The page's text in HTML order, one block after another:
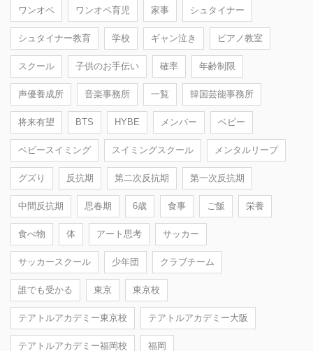
ワンオペ ワンオペ育児 家事 シュタイナー
シュタイナー教育 学校 ギャン泣き ピアノ教室
スクール 子供のお手伝い 確率 年齢制限
声優養成所 音楽事務所 一覧 韓国芸能事務所
将来有望 BTS HYBE メンバー ベビー
ベビースイミング スイミングスクール メンタルリープ
グズり 反抗期 第二次反抗期 第一次反抗期
中間反抗期 思春期 6歳 食事 ご飯 栄養
食べ物 体 アート思考 サッカー
サッカースクール 少年団 クラブチーム
誰でも受かる 東京 東京校
テアトルアカデミー東京校 テアトルアカデミー大阪
テアトルアカデミー福岡校 福岡